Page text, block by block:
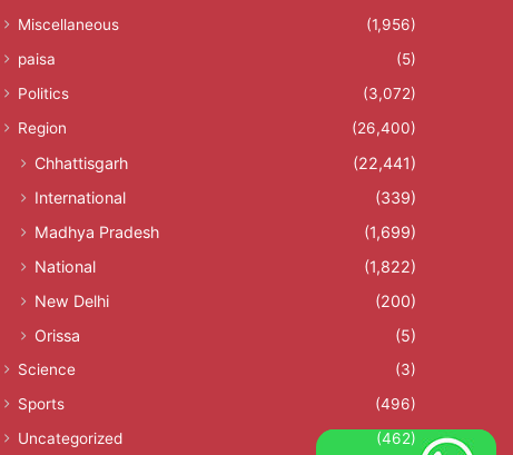
Miscellaneous
(1,956)
paisa
(5)
Politics
(3,072)
Region
(26,400)
Chhattisgarh
(22,441)
International
(339)
Madhya Pradesh
(1,699)
National
(1,822)
New Delhi
(200)
Orissa
(5)
Science
(3)
Sports
(496)
Uncategorized
(462)